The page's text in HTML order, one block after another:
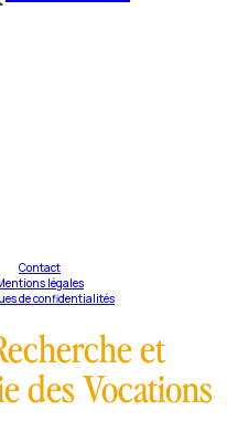
Contact
légales
de confidentialités
et
des Vocations